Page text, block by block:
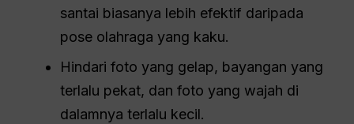
santai biasanya lebih efektif daripada
pose olahraga yang kaku.
Hindari foto yang gelap, bayangan yang
terlalu pekat, dan foto yang wajah di
dalamnya terlalu kecil.